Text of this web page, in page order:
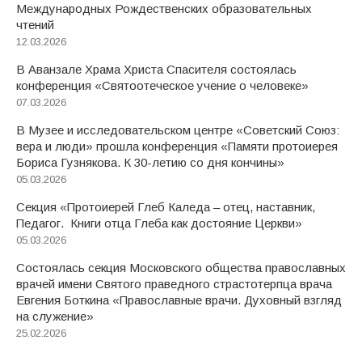
Международных Рождественских образовательных
чтений
12.03.2026
В Аванзале Храма Христа Спасителя состоялась
конференция «Святоотеческое учение о человеке»
07.03.2026
В Музее и исследовательском центре «Советский Союз:
вера и люди» прошла конференция «Памяти протоиерея
Бориса Гузнякова. К 30-летию со дня кончины»
05.03.2026
Секция «Протоиерей Глеб Каледа – отец, наставник,
Педагог. Книги отца Глеба как достояние Церкви»
05.03.2026
Состоялась секция Московского общества православных
врачей имени Святого праведного страстотерпца врача
Евгения Боткина «Православные врачи. Духовный взгляд
на служение»
25.02.2026